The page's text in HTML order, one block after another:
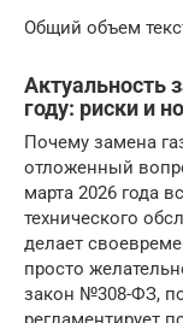
Общий объем
Актуальность
году: риски и
Почему замена
отложенный
марта 2026 года
технического
делает
просто
закон №308-ФЗ,